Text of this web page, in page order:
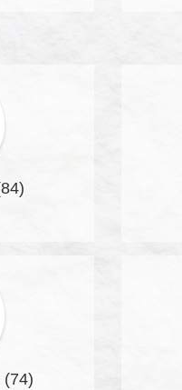
(74)